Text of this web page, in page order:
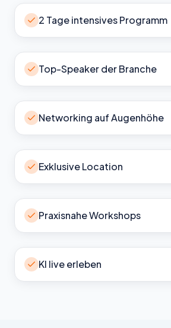
2 Tage intensives Programm
Top-Speaker der Branche
Networking auf Augenhöhe
Exklusive Location
Praxisnahe Workshops
KI live erleben